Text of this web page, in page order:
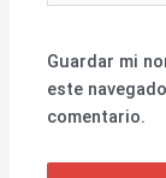
Guardar mi
este
comentario.